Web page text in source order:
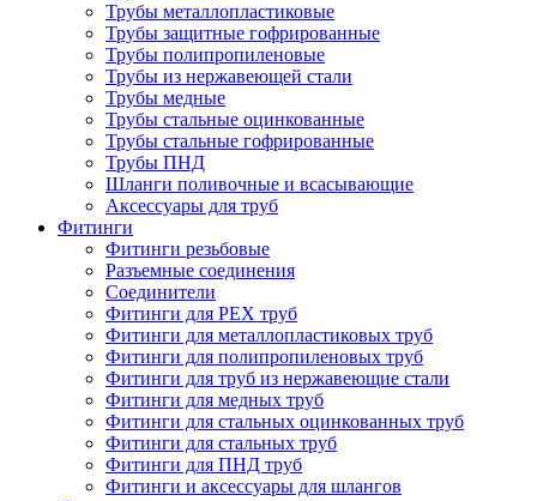
Трубы металлопластиковые
Трубы защитные гофрированные
Трубы полипропиленовые
Трубы из нержавеющей стали
Трубы медные
Трубы стальные оцинкованные
Трубы стальные гофрированные
Трубы ПНД
Шланги поливочные и всасывающие
Аксессуары для труб
Фитинги
Фитинги резьбовые
Разъемные соединения
Соединители
Фитинги для PEX труб
Фитинги для металлопластиковых труб
Фитинги для полипропиленовых труб
Фитинги для труб из нержавеющие стали
Фитинги для медных труб
Фитинги для стальных оцинкованных труб
Фитинги для стальных труб
Фитинги для ПНД труб
Фитинги и аксессуары для шлангов